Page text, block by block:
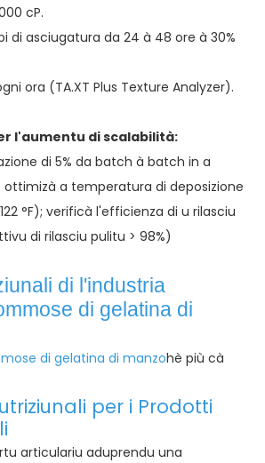
cP.
di asciugatura da 24 à 48 ore à 30%
ora (TA.XT Plus Texture Analyzer).
l'aumentu di scalabilità:
di 5% da batch à batch in a
ottimizà a temperatura di deposizione
°F); verificà l'efficienza di u rilasciu
di rilasciu pulitu > 98%)
di l'industria
di gelatina di
di gelatina di manzohè più cà
per i Prodotti
articulariu aduprendu una